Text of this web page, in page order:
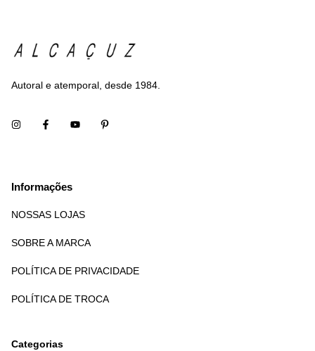
Autoral e atemporal, desde 1984.
Informações
NOSSAS LOJAS
SOBRE A MARCA
POLÍTICA DE PRIVACIDADE
POLÍTICA DE TROCA
Categorias